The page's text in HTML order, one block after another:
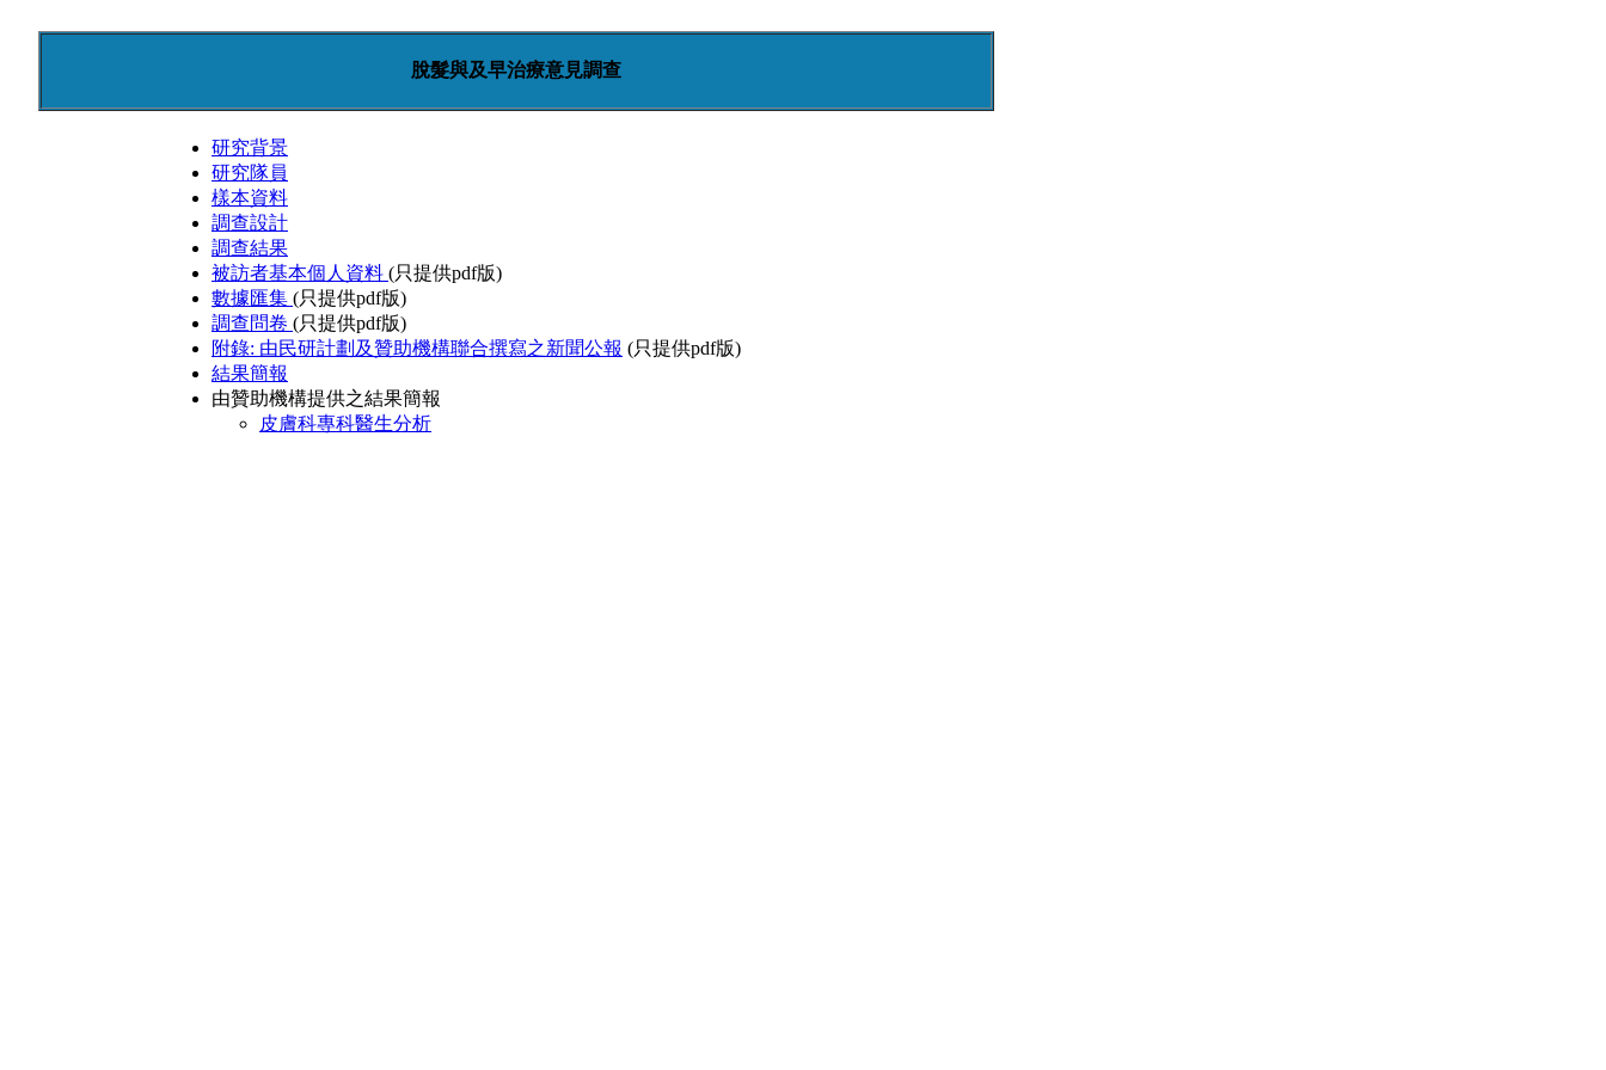
脫髮與及早治療意見調查
研究背景
研究隊員
樣本資料
調查設計
調查結果
被訪者基本個人資料 (只提供pdf版)
數據匯集 (只提供pdf版)
調查問卷 (只提供pdf版)
附錄: 由民研計劃及贊助機構聯合撰寫之新聞公報 (只提供pdf版)
結果簡報
由贊助機構提供之結果簡報
皮膚科專科醫生分析